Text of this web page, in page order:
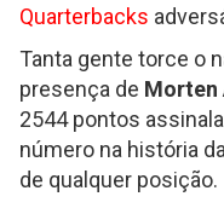
Quarterbacks
Tanta gente torce o
presença de Morten
2544 pontos
número na história da
de qualquer posição.